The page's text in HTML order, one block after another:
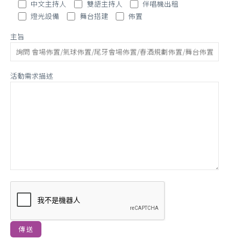
中文主持人
雙語主持人
伴唱機出租
燈光設備
舞台搭建
佈置
主旨
活動需求描述